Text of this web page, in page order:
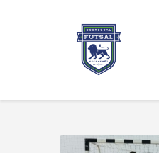
Rólunk/TAO